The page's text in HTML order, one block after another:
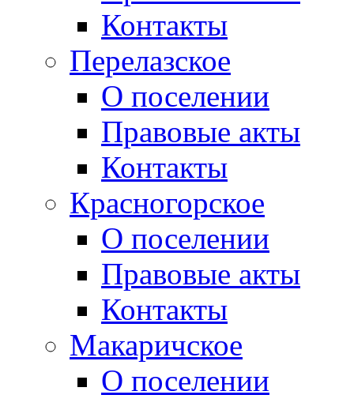
Контакты
Перелазское
О поселении
Правовые акты
Контакты
Красногорское
О поселении
Правовые акты
Контакты
Макаричское
О поселении